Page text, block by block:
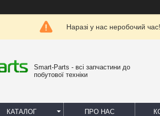
Наразі у нас неробочий
Smart-Parts - всі запчастини до
побутової техніки
КАТАЛОГ ПРО НАС